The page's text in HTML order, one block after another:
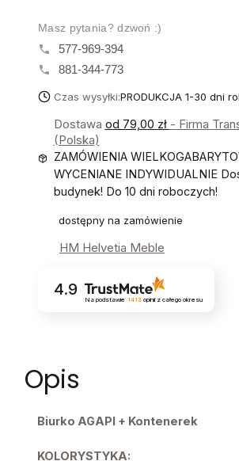
Masz pytania? dzwoń :)
577-969-394
881-344-773
Czas wysyłki:PRODUKCJA 1-30 dni
Dostawa od 79,00 zł - Firma
(Polska)
ZAMÓWIENIA
WYCENIANE INDYWIDUALNIE
budynek! Do 10 dni roboczych!
dostępny na zamówienie
HM Helvetia Meble
4.9
Na podstawie 1413 opinii z całego okresu
Opis
Biurko AGAPI + Kontenerek
KOLORYSTYKA: